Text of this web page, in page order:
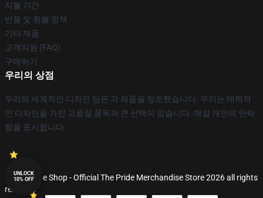
지불 기간
반품 및 환불 정책
기타 제품
고객지원 (FAQ)
구매하기
우리의 상점
우리의 세계적인 디자인 팀은 각 제품을 창조했습니다. 우리는 매력적
인 디자인을 가진 고품질 품목의 큰 선택이 있습니다. 매일 개인의 안락
함을 표시합니다.
© The Pride Shop - Official The Pride Merchandise Store 2026 all rights
reserved
UNLOCK
10% OFF